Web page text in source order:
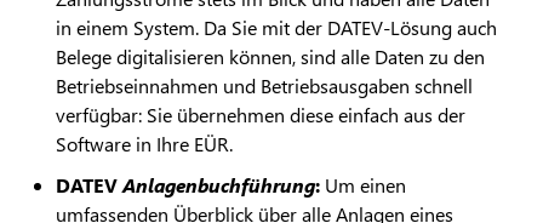
in einem System. Da Sie mit der DATEV-Lösung auch
Belege digitalisieren können, sind alle Daten zu den
Betriebseinnahmen und Betriebsausgaben schnell
verfügbar: Sie übernehmen diese einfach aus der
Software in Ihre EÜR.
DATEVAnlagenbuchführung: Um einen
umfassenden Überblick über alle Anlagen eines